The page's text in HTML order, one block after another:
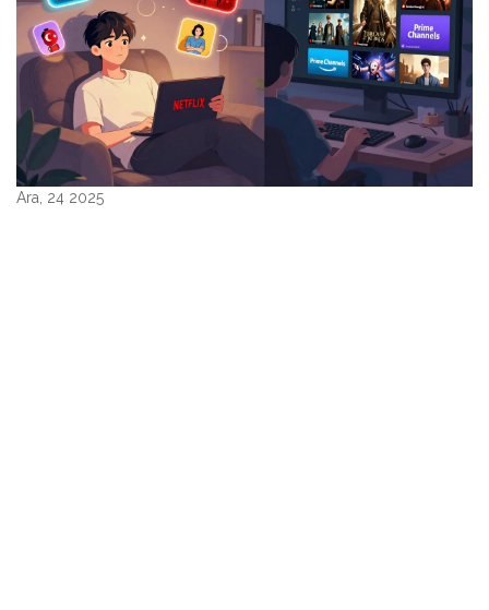
Ara, 24 2025